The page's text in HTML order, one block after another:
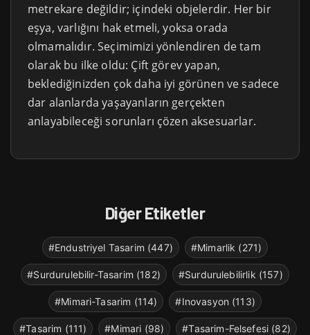
metrekare değildir; içindeki objelerdir. Her bir
eşya, varlığını hak etmeli, yoksa orada
olmamalıdır. Seçimimizi yönlendiren de tam
olarak bu ilke oldu: Çift görev yapan,
beklediğinizden çok daha iyi görünen ve sadece
dar alanlarda yaşayanların gerçekten
anlayabileceği sorunları çözen aksesuarlar.
Diğer Etiketler
#Endustriyel Tasarim (447) #Mimarlik (271)
#Surdurulebilir-Tasarim (182) #Surdurulebilirlik (157)
#Mimari-Tasarim (114) #Inovasyon (113)
#Tasarim (111) #Mimari (98) #Tasarim-Felsefesi (82)